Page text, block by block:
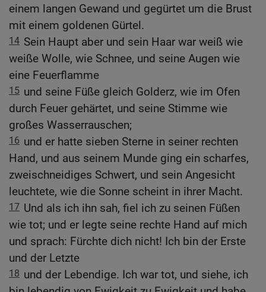
einem langen Gewand und gegürtet um die Brust
mit einem goldenen Gürtel.
14 Sein Haupt aber und sein Haar war weiß wie
weiße Wolle, wie Schnee, und seine Augen wie
eine Feuerflamme
15 und seine Füße gleich Golderz, wie im Ofen
durch Feuer gehärtet, und seine Stimme wie
großes Wasserrauschen;
16 und er hatte sieben Sterne in seiner rechten
Hand, und aus seinem Munde ging ein scharfes,
zweischneidiges Schwert, und sein Angesicht
leuchtete, wie die Sonne scheint in ihrer Macht.
17 Und als ich ihn sah, fiel ich zu seinen Füßen
wie tot; und er legte seine rechte Hand auf mich
und sprach: Fürchte dich nicht! Ich bin der Erste
und der Letzte
18 und der Lebendige. Ich war tot, und siehe, ich